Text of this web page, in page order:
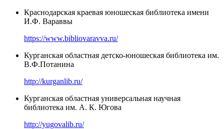
Краснодарская краевая юношеская библиотека имени
И.Ф. Вараввы
https://www.bibliovaravva.ru/
Курганская областная детско-юношеская библиотека им.
В.Ф.Потанина
http://kurganlib.ru/
Курганская областная универсальная научная
библиотека им. А. К. Югова
http://yugovalib.ru/